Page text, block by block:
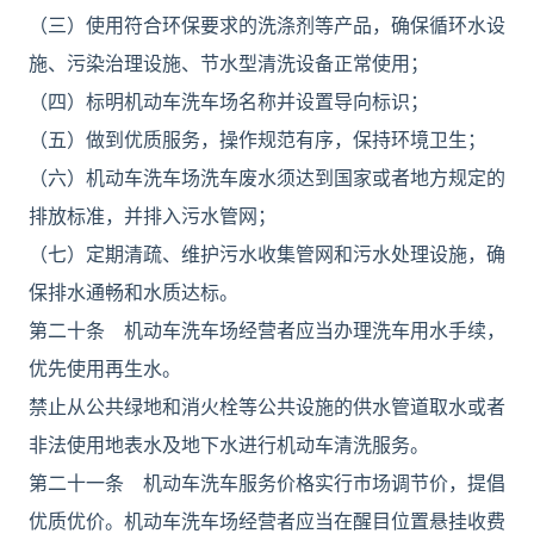
（三）使用符合环保要求的洗涤剂等产品，确保循环水设
施、污染治理设施、节水型清洗设备正常使用；
（四）标明机动车洗车场名称并设置导向标识；
（五）做到优质服务，操作规范有序，保持环境卫生；
（六）机动车洗车场洗车废水须达到国家或者地方规定的
排放标准，并排入污水管网；
（七）定期清疏、维护污水收集管网和污水处理设施，确
保排水通畅和水质达标。
第二十条 机动车洗车场经营者应当办理洗车用水手续，
优先使用再生水。
禁止从公共绿地和消火栓等公共设施的供水管道取水或者
非法使用地表水及地下水进行机动车清洗服务。
第二十一条 机动车洗车服务价格实行市场调节价，提倡
优质优价。机动车洗车场经营者应当在醒目位置悬挂收费